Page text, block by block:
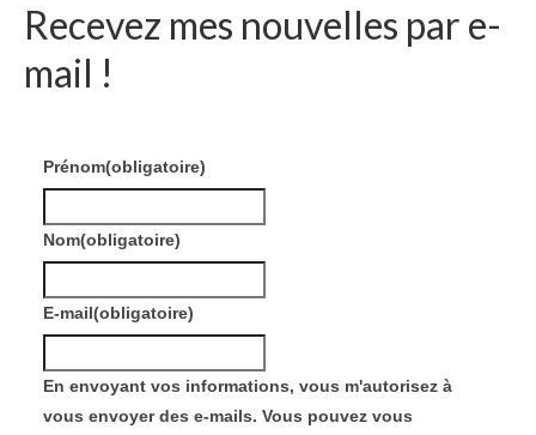
Recevez mes nouvelles par e-
mail !
Prénom(obligatoire)
Nom(obligatoire)
E-mail(obligatoire)
En envoyant vos informations, vous m'autorisez à
vous envoyer des e-mails. Vous pouvez vous